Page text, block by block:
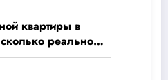
квартиры в
реально
— полный